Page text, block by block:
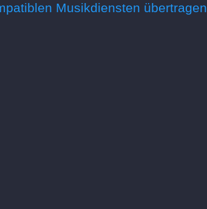
Musikdiensten übertragen